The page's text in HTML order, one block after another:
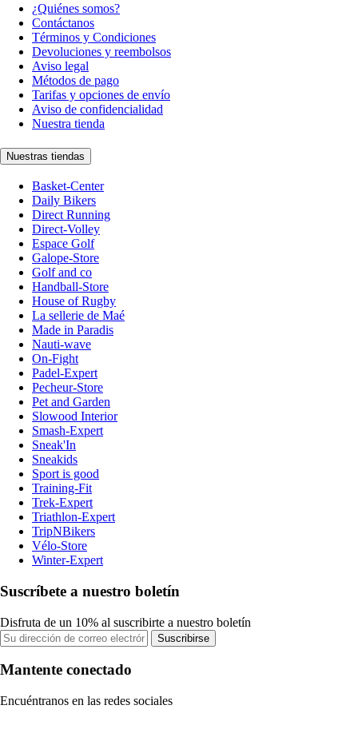
¿Quiénes somos?
Contáctanos
Términos y Condiciones
Devoluciones y reembolsos
Aviso legal
Métodos de pago
Tarifas y opciones de envío
Aviso de confidencialidad
Nuestra tienda
Nuestras tiendas
Basket-Center
Daily Bikers
Direct Running
Direct-Volley
Espace Golf
Galope-Store
Golf and co
Handball-Store
House of Rugby
La sellerie de Maé
Made in Paradis
Nauti-wave
On-Fight
Padel-Expert
Pecheur-Store
Pet and Garden
Slowood Interior
Smash-Expert
Sneak'In
Sneakids
Sport is good
Training-Fit
Trek-Expert
Triathlon-Expert
TripNBikers
Vélo-Store
Winter-Expert
Suscríbete a nuestro boletín
Disfruta de un 10% al suscribirte a nuestro boletín
Suscribirse
Mantente conectado
Encuéntranos en las redes sociales